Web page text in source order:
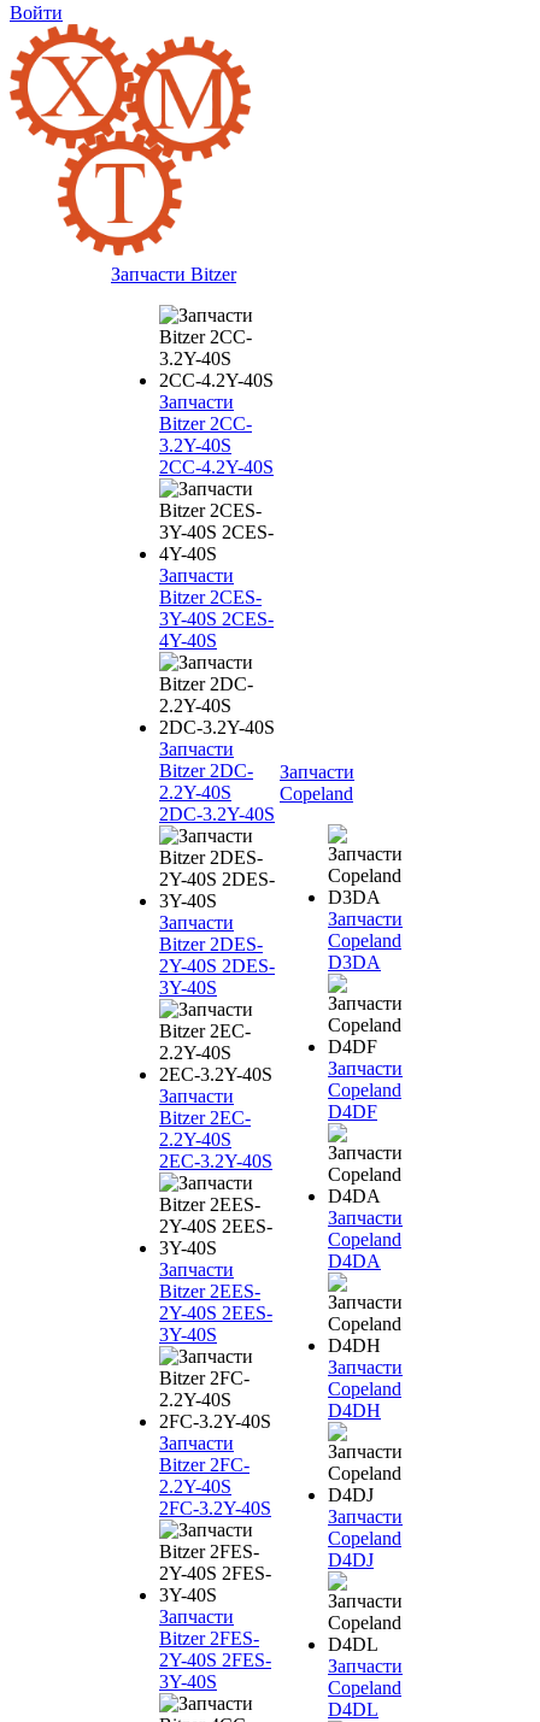
Войти
Запчасти Bitzer
Запчасти
Bitzer 2CC-
3.2Y-40S
2CC-4.2Y-40S
Запчасти
Bitzer 2CES-
3Y-40S 2CES-
4Y-40S
Запчасти
Bitzer 2DC-
2.2Y-40S
2DC-3.2Y-40S
Запчасти
Bitzer 2DES-
2Y-40S 2DES-
3Y-40S
Запчасти
Bitzer 2EC-
2.2Y-40S
2EC-3.2Y-40S
Запчасти
Bitzer 2EES-
2Y-40S 2EES-
3Y-40S
Запчасти
Bitzer 2FC-
2.2Y-40S
2FC-3.2Y-40S
Запчасти
Bitzer 2FES-
2Y-40S 2FES-
3Y-40S
Запчасти
Copeland
Запчасти
Copeland
D3DA
Запчасти
Copeland
D4DF
Запчасти
Copeland
D4DA
Запчасти
Copeland
D4DH
Запчасти
Copeland
D4DJ
Запчасти
Copeland
D4DL